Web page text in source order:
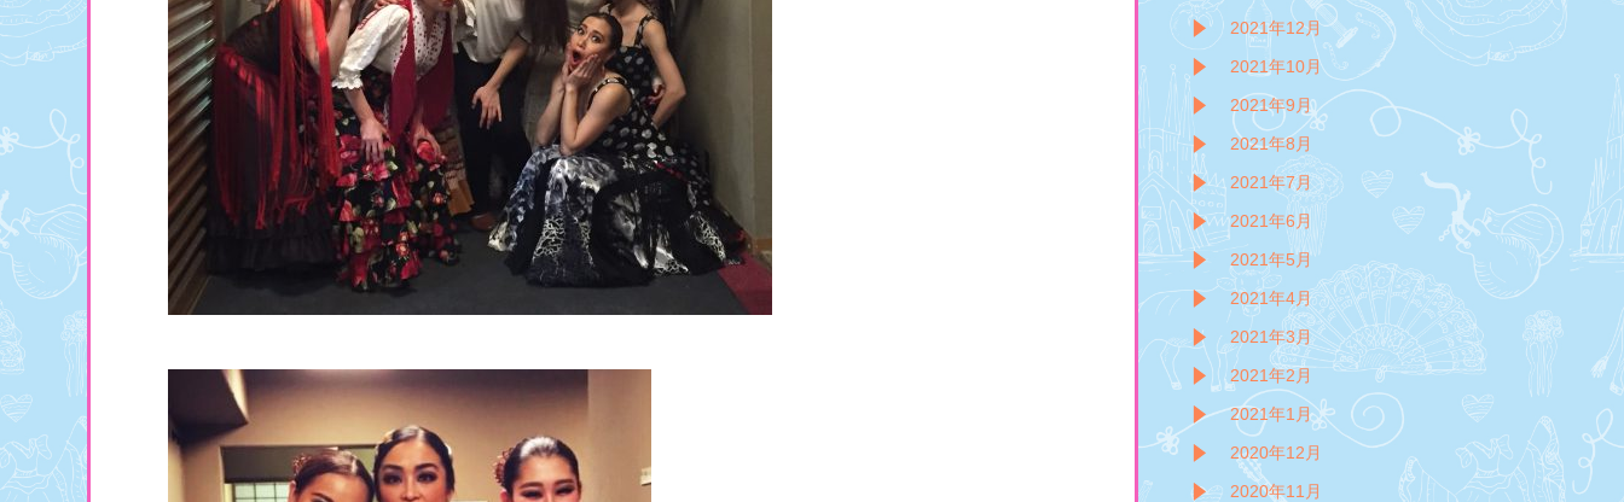
2021年12月
2021年10月
2021年9月
2021年8月
2021年7月
2021年6月
2021年5月
2021年4月
2021年3月
2021年2月
2021年1月
2020年12月
2020年11月